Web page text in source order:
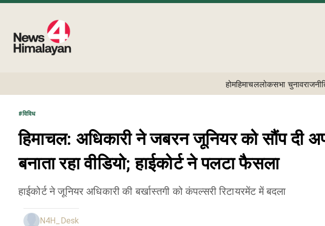
होमहिमाचललोकसभा चुनाव
#विविध
हिमाचल: अधिकारी ने जबरन जूनियर को सौंप दी
बनाता रहा वीडियो; हाईकोर्ट ने पलटा फैसला
हाईकोर्ट ने जूनियर अधिकारी की बर्खास्तगी को कंपल्सरी रिटायरमेंट में बदला
N4H_Desk